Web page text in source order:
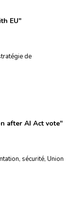
EU"
de
after AI Act vote"
, sécurité, Union